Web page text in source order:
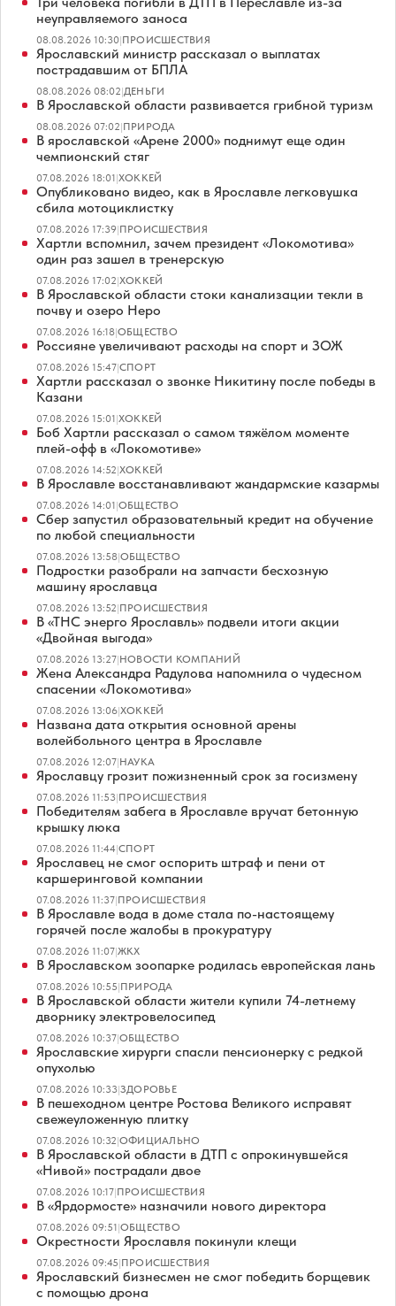
неуправляемого заноса
08.08.2026 10:30|ПРОИСШЕСТВИЯ
Ярославский министр рассказал о выплатах
пострадавшим от БПЛА
08.08.2026 08:02|ДЕНЬГИ
В Ярославской области развивается грибной туризм
08.08.2026 07:02|ПРИРОДА
В ярославской «Арене 2000» поднимут еще один
чемпионский стяг
07.08.2026 18:01|ХОККЕЙ
Опубликовано видео, как в Ярославле легковушка
сбила мотоциклистку
07.08.2026 17:39|ПРОИСШЕСТВИЯ
Хартли вспомнил, зачем президент «Локомотива»
один раз зашел в тренерскую
07.08.2026 17:02|ХОККЕЙ
В Ярославской области стоки канализации текли в
почву и озеро Неро
07.08.2026 16:18|ОБЩЕСТВО
Россияне увеличивают расходы на спорт и ЗОЖ
07.08.2026 15:47|СПОРТ
Хартли рассказал о звонке Никитину после победы в
Казани
07.08.2026 15:01|ХОККЕЙ
Боб Хартли рассказал о самом тяжёлом моменте
плей-офф в «Локомотиве»
07.08.2026 14:52|ХОККЕЙ
В Ярославле восстанавливают жандармские казармы
07.08.2026 14:01|ОБЩЕСТВО
Сбер запустил образовательный кредит на обучение
по любой специальности
07.08.2026 13:58|ОБЩЕСТВО
Подростки разобрали на запчасти бесхозную
машину ярославца
07.08.2026 13:52|ПРОИСШЕСТВИЯ
В «ТНС энерго Ярославль» подвели итоги акции
«Двойная выгода»
07.08.2026 13:27|НОВОСТИ КОМПАНИЙ
Жена Александра Радулова напомнила о чудесном
спасении «Локомотива»
07.08.2026 13:06|ХОККЕЙ
Названа дата открытия основной арены
волейбольного центра в Ярославле
07.08.2026 12:07|НАУКА
Ярославцу грозит пожизненный срок за госизмену
07.08.2026 11:53|ПРОИСШЕСТВИЯ
Победителям забега в Ярославле вручат бетонную
крышку люка
07.08.2026 11:44|СПОРТ
Ярославец не смог оспорить штраф и пени от
каршеринговой компании
07.08.2026 11:37|ПРОИСШЕСТВИЯ
В Ярославле вода в доме стала по-настоящему
горячей после жалобы в прокуратуру
07.08.2026 11:07|ЖКХ
В Ярославском зоопарке родилась европейская лань
07.08.2026 10:55|ПРИРОДА
В Ярославской области жители купили 74-летнему
дворнику электровелосипед
07.08.2026 10:37|ОБЩЕСТВО
Ярославские хирурги спасли пенсионерку с редкой
опухолью
07.08.2026 10:33|ЗДОРОВЬЕ
В пешеходном центре Ростова Великого исправят
свежеуложенную плитку
07.08.2026 10:32|ОФИЦИАЛЬНО
В Ярославской области в ДТП с опрокинувшейся
«Нивой» пострадали двое
07.08.2026 10:17|ПРОИСШЕСТВИЯ
В «Ярдормосте» назначили нового директора
07.08.2026 09:51|ОБЩЕСТВО
Окрестности Ярославля покинули клещи
07.08.2026 09:45|ПРОИСШЕСТВИЯ
Ярославский бизнесмен не смог победить борщевик
с помощью дрона